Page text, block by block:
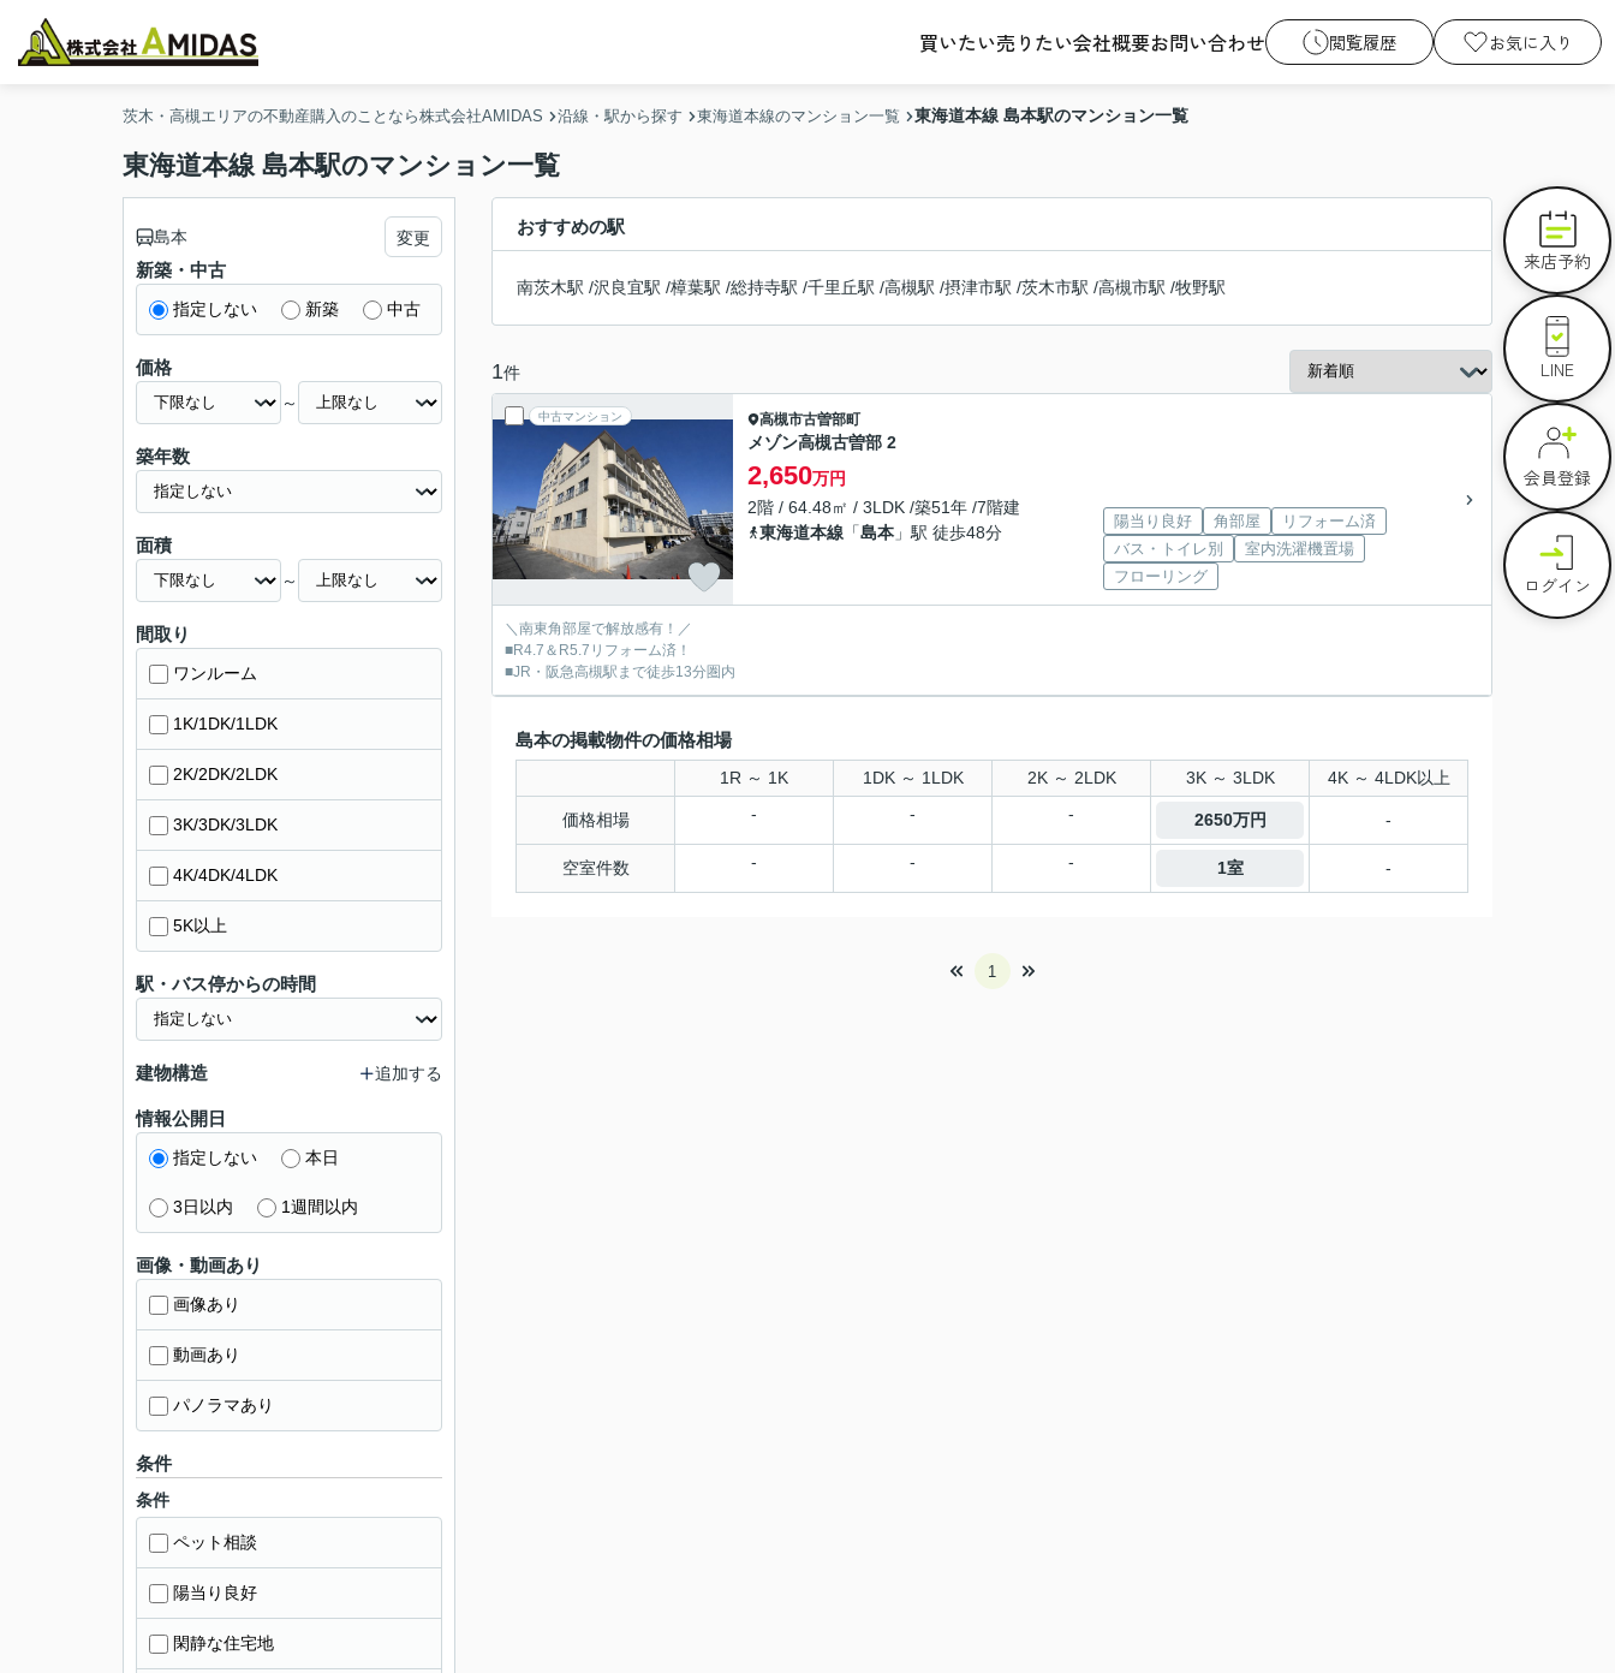
買いたい売りたい会社概要お問い合わせ 閲覧履歴 お気に入り
茨木・高槻エリアの不動産購入のことなら株式会社AMIDAS 沿線・駅から探す 東海道本線のマンション一覧 東海道本線 島本駅のマンション一覧
東海道本線 島本駅のマンション一覧
おすすめの駅
南茨木駅 /沢良宜駅 /樟葉駅 /総持寺駅 /千里丘駅 /高槻駅 /摂津市駅 /茨木市駅 /高槻市駅 /牧野駅
1件
中古マンション 高槻市古曽部町
メゾン高槻古曽部 2
2,650万円
2階 / 64.48㎡ / 3LDK /築51年 /7階建
東海道本線 「島本 」駅 徒歩48分
陽当り良好 角部屋
リフォーム済
バス・トイレ別
室内洗濯機置場
フローリング
＼南東角部屋で解放感有！／
■R4.7＆R5.7リフォーム済！
■JR・阪急高槻駅まで徒歩13分圏内
島本の掲載物件の価格相場
1R ～ 1K 1DK ～ 1LDK 2K ～ 2LDK 3K ～ 3LDK 4K ～ 4LDK以上
価格相場 - - - 2650万円 -
空室件数 - - - 1室 -
1
島本 変更
新築・中古
指定しない 新築 中古
価格
～
築年数
面積
～
間取り
ワンルーム
1K/1DK/1LDK
2K/2DK/2LDK
3K/3DK/3LDK
4K/4DK/4LDK
5K以上
駅・バス停からの時間
建物構造 追加する
情報公開日
指定しない 本日
3日以内 1週間以内
画像・動画あり
画像あり
動画あり
パノラマあり
条件
条件
ペット相談
陽当り良好
閑静な住宅地
来店予約
LINE
会員登録
ログイン